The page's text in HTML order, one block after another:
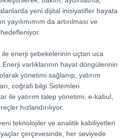
yeni dijital inisiyatifler hayata
yayılımımım da artırılması ve
enerji şebekelerinin uçtan uca
varlıklarının hayat döngülerinin
yönetimi sağlanıp, yatırım
coğrafi bilgi Sistemleri
ile yatırım talep yönetimi, e-kabul,
hızlandırılıyor.
teknolojiler ve analitik kabiliyetleri
çerçevesinde, her seviyede